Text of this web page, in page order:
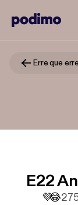
Erre que erre
E22
💜😂